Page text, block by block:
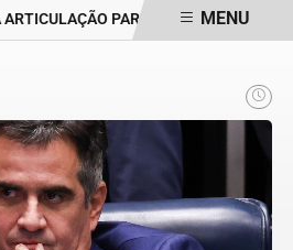
PARA INVASÕES DEMENU